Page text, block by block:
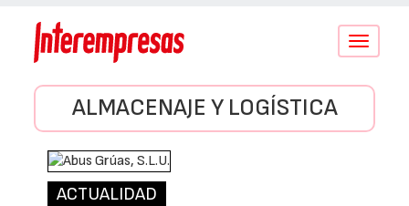
Conmutar
ALMACENAJE Y LOGÍSTICA
ACTUALIDAD